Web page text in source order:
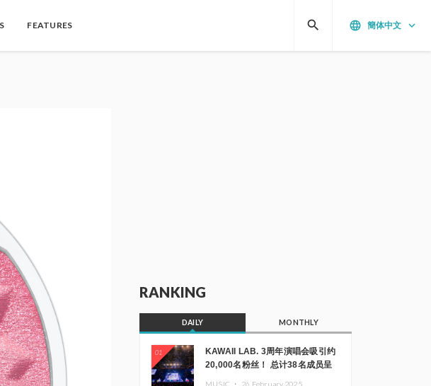
FEATURES language 簡体中文 keyboard_arrow_down
search
RANKING
DAILY MONTHLY
01
KAWAII LAB. 3周年演唱会吸引约
20,000名粉丝！ 总计38名成员呈
MUSIC ・ 26.February.2025